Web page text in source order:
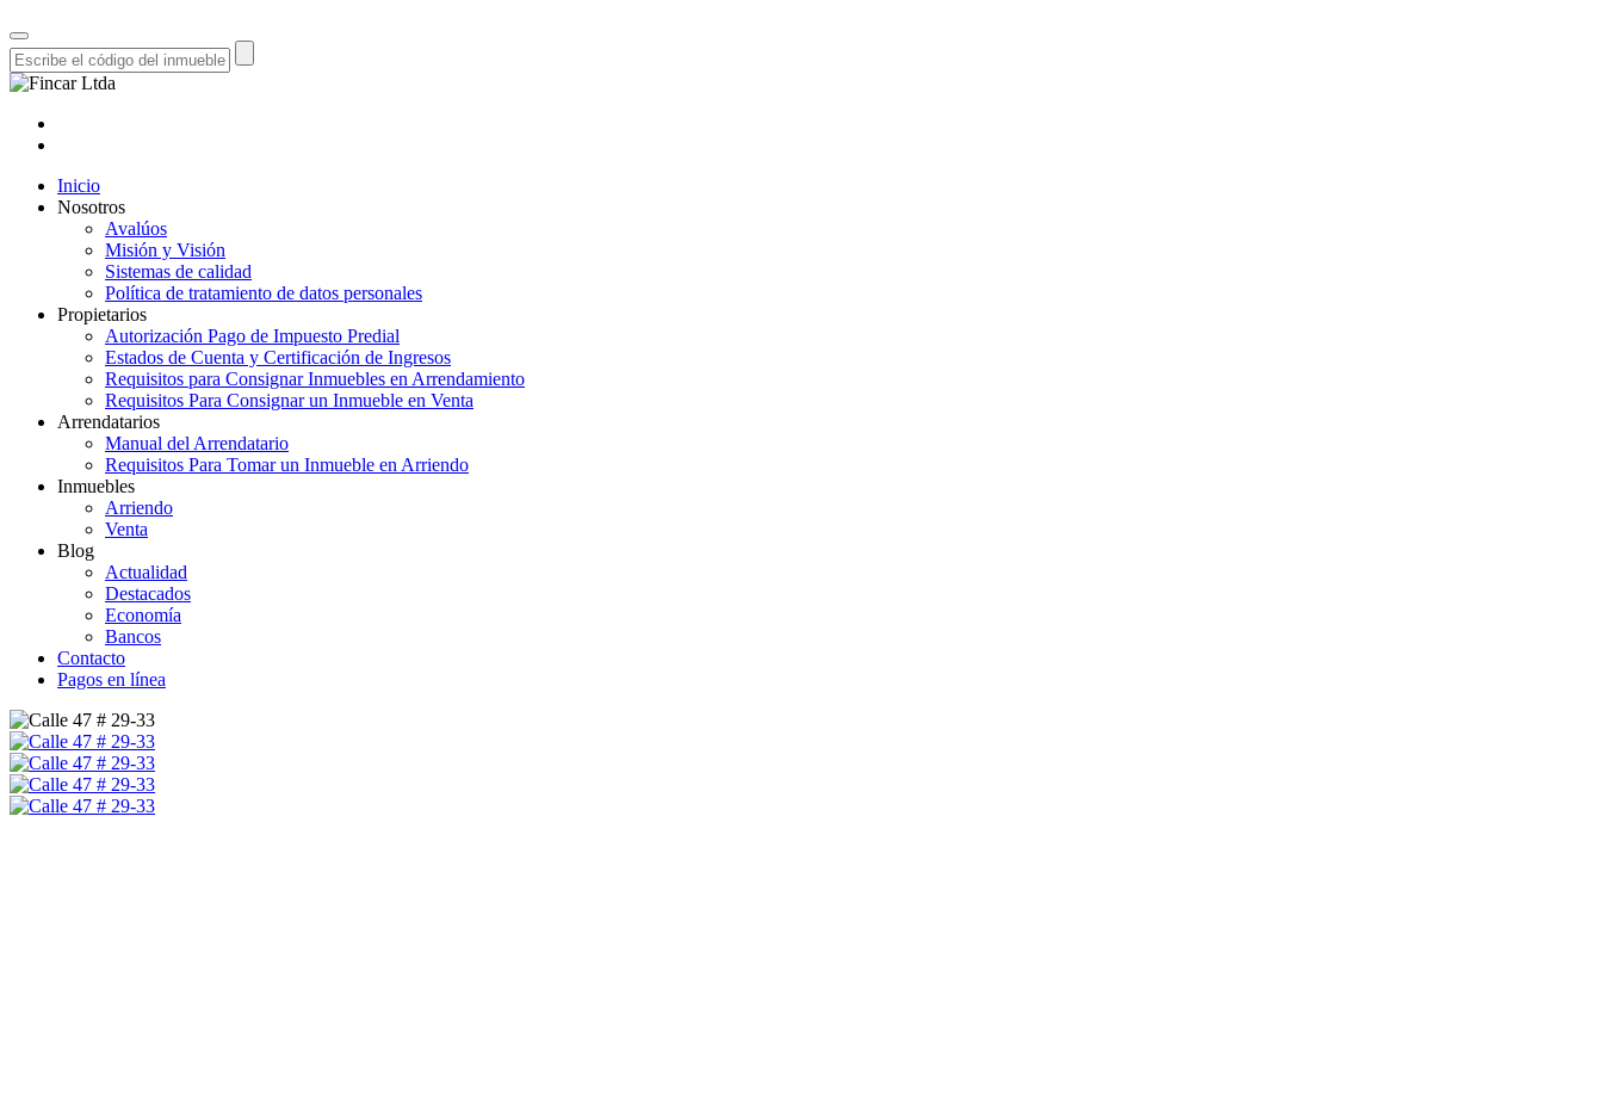
Inicio
Nosotros
Avalúos
Misión y Visión
Sistemas de calidad
Política de tratamiento de datos personales
Propietarios
Autorización Pago de Impuesto Predial
Estados de Cuenta y Certificación de Ingresos
Requisitos para Consignar Inmuebles en Arrendamiento
Requisitos Para Consignar un Inmueble en Venta
Arrendatarios
Manual del Arrendatario
Requisitos Para Tomar un Inmueble en Arriendo
Inmuebles
Arriendo
Venta
Blog
Actualidad
Destacados
Economía
Bancos
Contacto
Pagos en línea